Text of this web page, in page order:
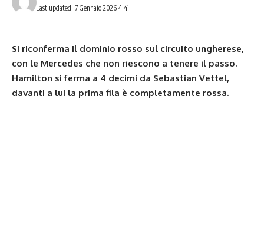
Last updated: 7 Gennaio 2026 4:41
Si riconferma il dominio rosso sul circuito ungherese,
con le Mercedes che non riescono a tenere il passo.
Hamilton si ferma a 4 decimi da Sebastian Vettel,
davanti a lui la prima fila è completamente rossa.